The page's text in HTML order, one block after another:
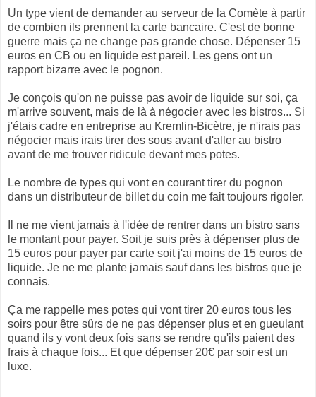
Un type vient de demander au serveur de la Comète à partir
de combien ils prennent la carte bancaire. C'est de bonne
guerre mais ça ne change pas grande chose. Dépenser 15
euros en CB ou en liquide est pareil. Les gens ont un
rapport bizarre avec le pognon.
Je conçois qu'on ne puisse pas avoir de liquide sur soi, ça
m'arrive souvent, mais de là à négocier avec les bistros... Si
j'étais cadre en entreprise au Kremlin-Bicètre, je n'irais pas
négocier mais irais tirer des sous avant d'aller au bistro
avant de me trouver ridicule devant mes potes.
Le nombre de types qui vont en courant tirer du pognon
dans un distributeur de billet du coin me fait toujours rigoler.
Il ne me vient jamais à l'idée de rentrer dans un bistro sans
le montant pour payer. Soit je suis près à dépenser plus de
15 euros pour payer par carte soit j'ai moins de 15 euros de
liquide. Je ne me plante jamais sauf dans les bistros que je
connais.
Ça me rappelle mes potes qui vont tirer 20 euros tous les
soirs pour être sûrs de ne pas dépenser plus et en gueulant
quand ils y vont deux fois sans se rendre qu'ils paient des
frais à chaque fois... Et que dépenser 20€ par soir est un
luxe.